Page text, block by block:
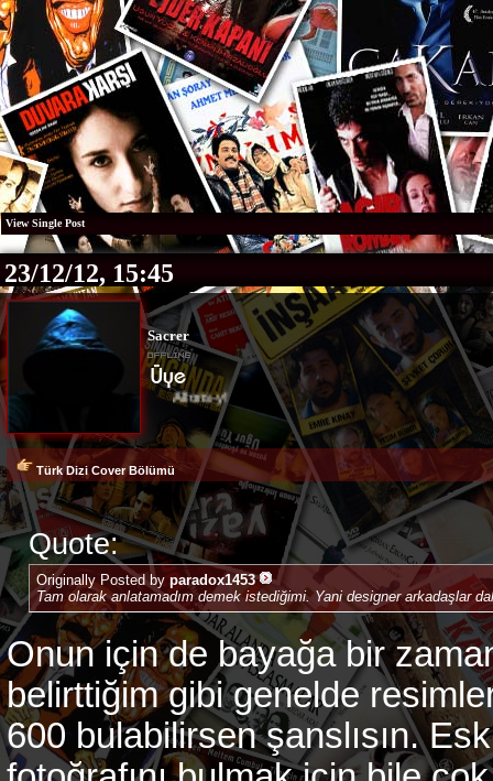
View Single Post
23/12/12, 15:45
Sacrer
Allons-y!
Türk Dizi Cover Bölümü
Quote:
Originally Posted byparadox1453
Tam olarak anlatamadım demek istediğimi. Yani designer arkadaşlar
Onun için de bayağa bir
belirttiğim gibi genelde
600 bulabilirsen şanslısın.